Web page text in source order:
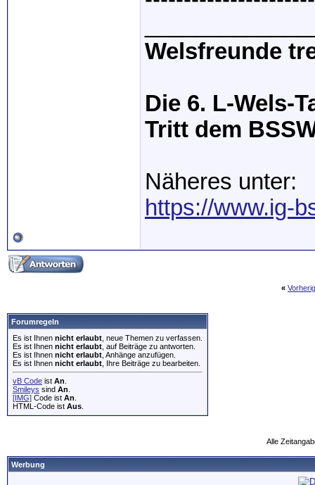
Welsfreunde
Die 6. L-Wels-
Tritt dem
Näheres unter:
https://www.ig-
«
Forumregeln
Es ist Ihnen nicht erlaubt , neue Themen zu verfassen.
Es ist Ihnen nicht erlaubt , auf Beiträge zu antworten.
Es ist Ihnen nicht erlaubt , Anhänge anzufügen.
Es ist Ihnen nicht erlaubt , Ihre Beiträge zu bearbeiten.
vB Code ist An
Smileys sind An
[IMG] Code ist An
HTML-Code ist Aus
Alle
Werbung